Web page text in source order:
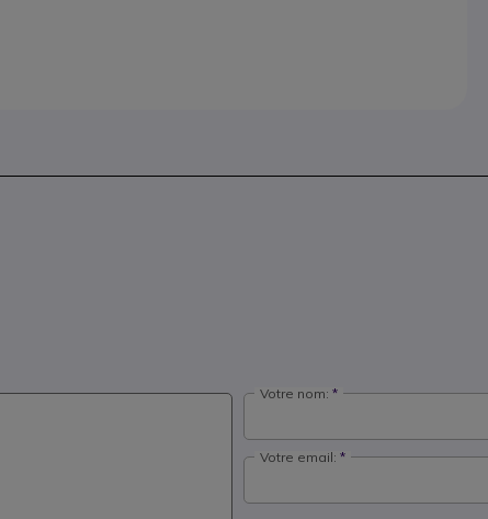
Votre nom:
Votre email: